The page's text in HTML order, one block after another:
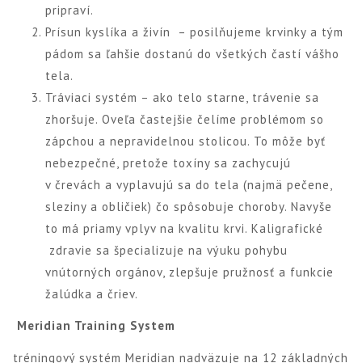
pripraví.
Prísun kyslíka a živín – posilňujeme krvinky a tým
pádom sa ľahšie dostanú do všetkých častí vášho
tela.
Tráviaci systém – ako telo starne, trávenie sa
zhoršuje. Oveľa častejšie čelíme problémom so
zápchou a nepravidelnou stolicou. To môže byť
nebezpečné, pretože toxíny sa zachycujú
v črevách a vyplavujú sa do tela (najmä pečene,
sleziny a obličiek) čo spôsobuje choroby. Navyše
to má priamy vplyv na kvalitu krvi. Kaligrafické
zdravie sa špecializuje na výuku pohybu
vnútorných orgánov, zlepšuje pružnosť a funkcie
žalúdka a čriev.
Meridian Training System
tréningový systém Meridian nadväzuje na 12 základných